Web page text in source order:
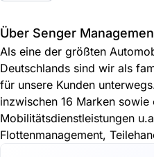
Über Senger
Als eine der größten
Deutschlands sind wir als
für unsere Kunden
inzwischen 16 Marken
Mobilitätsdienstleistungen
Flottenmanagement,